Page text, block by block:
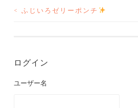
投
ナ
ビ
< ふじいろゼリーポンチ
ログイン
ユーザー名